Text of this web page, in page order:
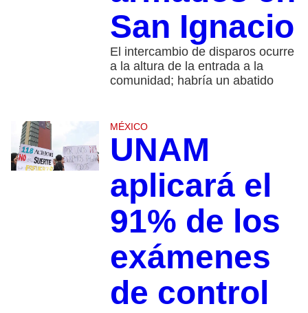
San Ignacio
El intercambio de disparos ocurre
a la altura de la entrada a la
comunidad; habría un abatido
MÉXICO
UNAM
aplicará el
91% de los
exámenes
de control